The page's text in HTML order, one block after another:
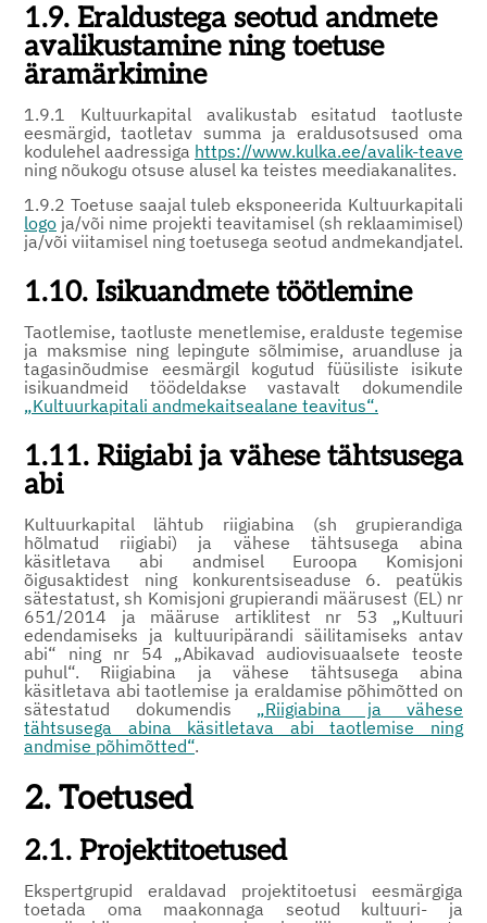
1.9. Eraldustega seotud andmete
avalikustamine ning toetuse
äramärkimine
1.9.1 Kultuurkapital avalikustab esitatud taotluste
eesmärgid, taotletav summa ja eraldusotsused oma
kodulehel aadressiga https://www.kulka.ee/avalik-teave
ning nõukogu otsuse alusel ka teistes meediakanalites.
1.9.2 Toetuse saajal tuleb eksponeerida Kultuurkapitali
logo ja/või nime projekti teavitamisel (sh reklaamimisel)
ja/või viitamisel ning toetusega seotud andmekandjatel.
1.10. Isikuandmete töötlemine
Taotlemise, taotluste menetlemise, eralduste tegemise
ja maksmise ning lepingute sõlmimise, aruandluse ja
tagasinõudmise eesmärgil kogutud füüsiliste isikute
isikuandmeid töödeldakse vastavalt dokumendile
„Kultuurkapitali andmekaitsealane teavitus“.
1.11. Riigiabi ja vähese tähtsusega
abi
Kultuurkapital lähtub riigiabina (sh grupierandiga
hõlmatud riigiabi) ja vähese tähtsusega abina
käsitletava abi andmisel Euroopa Komisjoni
õigusaktidest ning konkurentsiseaduse 6. peatükis
sätestatust, sh Komisjoni grupierandi määrusest (EL) nr
651/2014 ja määruse artiklitest nr 53 „Kultuuri
edendamiseks ja kultuuripärandi säilitamiseks antav
abi“ ning nr 54 „Abikavad audiovisuaalsete teoste
puhul“. Riigiabina ja vähese tähtsusega abina
käsitletava abi taotlemise ja eraldamise põhimõtted on
sätestatud dokumendis „Riigiabina ja vähese
tähtsusega abina käsitletava abi taotlemise ning
andmise põhimõtted“.
2. Toetused
2.1. Projektitoetused
Ekspertgrupid eraldavad projektitoetusi eesmärgiga
toetada oma maakonnaga seotud kultuuri- ja